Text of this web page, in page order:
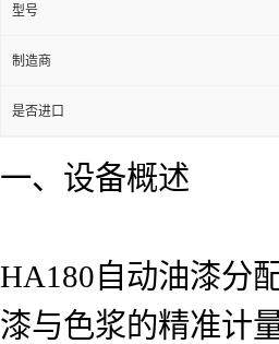
型号
制造商
是否进口
一、设备概述
HA180自动油漆分
漆与色浆的精准计